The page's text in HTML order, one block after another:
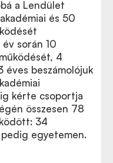
a Lendület
és 50
során 10
4
éves beszámolójuk
kérte csoportja
összesen 78
34
egyetemen.